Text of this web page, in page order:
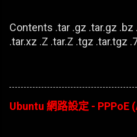
Contents .tar .gz .tar.gz .bz
.tar.xz .Z .tar.Z .tgz .tar.tgz
Ubuntu 網路設定 - PPPoE